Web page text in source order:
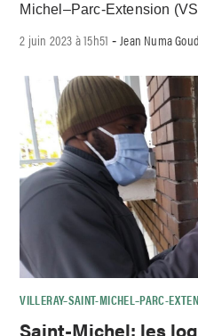
Michel–Parc-Extension
2 juin 2023 à 15h51 -Jean Numa
VILLERAY–SAINT-MICHEL–PARC-
Saint-Michel: les